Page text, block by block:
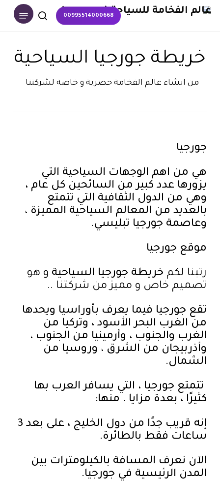
00995514000668
search
Menu
خريطة جورجيا السياحية
من انشاء عالم الفخامة حصرية و خاصة لشركتنا
جورجيا
هي من اهم الوجهات السياحية التي
يزورها عدد كبير من السائحين كل عام ،
وهي من الدول الثقافية التي تتمتع
بالعديد من المعالم السياحية المميزة ،
وعاصمة جورجيا تبليسي.
موقع جورجيا
رتبنا لكم خريطة جورجيا السياحية و هو
تصميم خاص و مميز من شركتنا ..
تقع جورجيا فيما يعرف بأوراسيا ويحدها
من الغرب البحر الأسود ، وتركيا من
الغرب والجنوب ، وأرمينيا من الجنوب ،
وأذربيجان من الشرق ، وروسيا من
الشمال.
تتمتع جورجيا ، التي يسافر العرب بها
كثيرًا ، بعدة مزايا ، منها:
إنه قريب جدًا من دول الخليج ، على بعد 3
ساعات فقط بالطائرة.
الآن نعرف المسافة بالكيلومترات بين
المدن الرئيسية في جورجيا.